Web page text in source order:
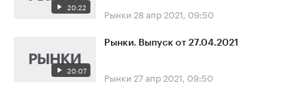
20:22 Рынки 28 апр 2021, 09:50
20:07
Рынки. Выпуск от 27.04.2021
Рынки 27 апр 2021, 09:50